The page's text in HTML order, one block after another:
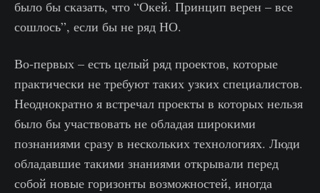
было бы сказать, что “Окей. Принцип верен – все
сошлось”, если бы не ряд НО.
Во-первых – есть целый ряд проектов, которые
практически не требуют таких узких специалистов.
Неоднократно я встречал проекты в которых нельзя
было бы участвовать не обладая широкими
познаниями сразу в нескольких технологиях. Люди
обладавшие такими знаниями открывали перед
собой новые горизонты возможностей, иногда